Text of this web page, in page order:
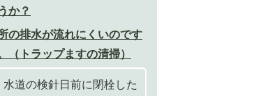
か？
の排水が流れにくいのです
（トラップますの清掃）
水道の検針日前に閉栓した